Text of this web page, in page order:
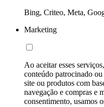
Bing, Criteo, Meta,
Marketing
Ao aceitar esses
conteúdo patrocinado
site ou produtos com
navegação e compras e
consentimento, usamos